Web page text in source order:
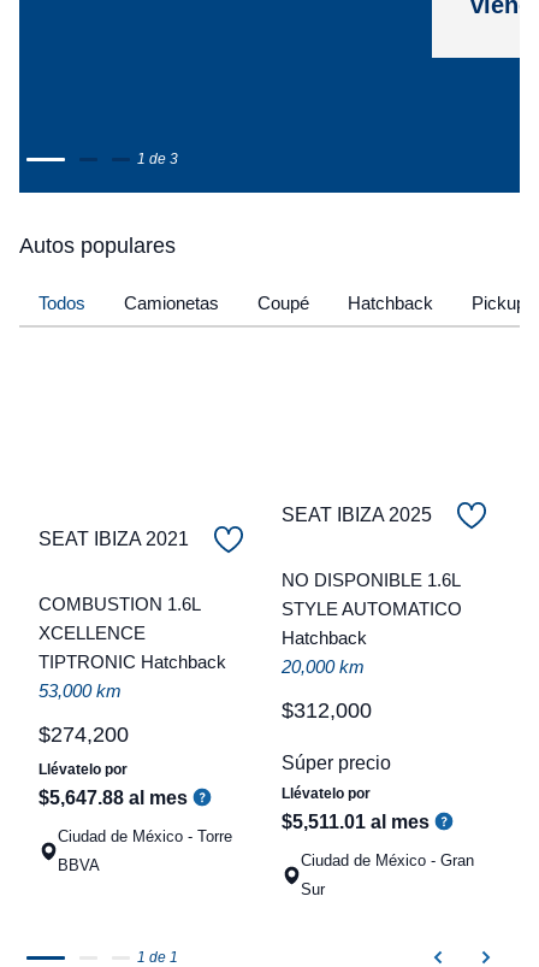
1 de 3
Autos populares
Todos Camionetas Coupé Hatchback Pickup
SEAT IBIZA 2021
COMBUSTION 1.6L
XCELLENCE
TIPTRONIC Hatchback
53,000 km
$274,200
Llévatelo por
$5,647.88 al mes
Ciudad de México - Torre
BBVA
SEAT IBIZA 2025
NO DISPONIBLE 1.6L
STYLE AUTOMATICO
Hatchback
20,000 km
$312,000
Súper precio
Llévatelo por
$5,511.01 al mes
Ciudad de México - Gran
Sur
1 de 1